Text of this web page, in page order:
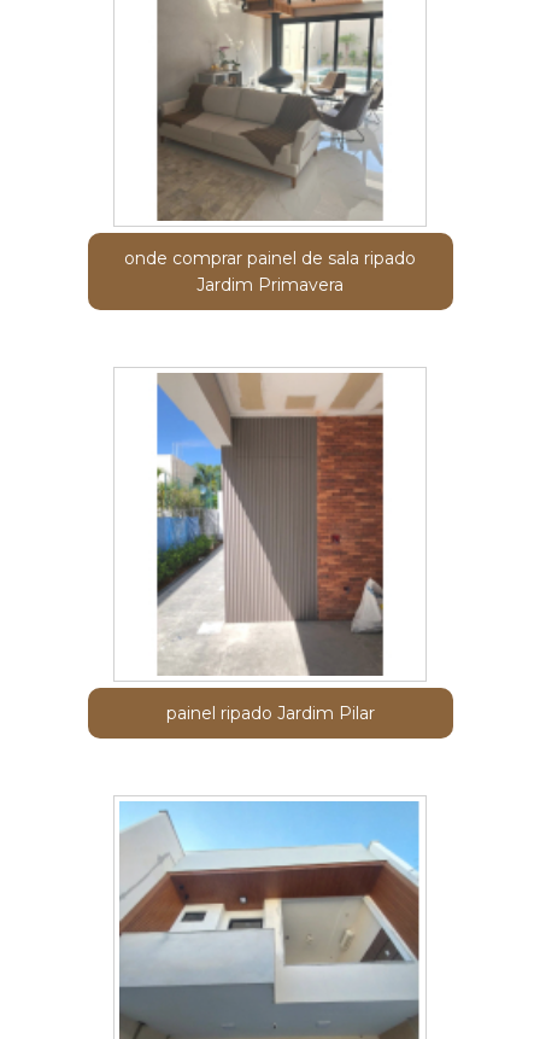
onde comprar painel de sala ripado
Jardim Primavera
painel ripado Jardim Pilar